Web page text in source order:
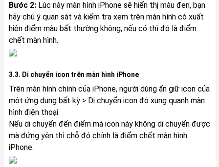
Bước 2:Lúc này màn hình iPhone sẽ hiển thị màu đen, bạn
hãy chú ý quan sát và kiểm tra xem trên màn hình có xuất
hiện điểm màu bất thường không, nếu có thì đó là điểm
chết màn hình.
3.3. Di chuyển icon trên màn hình iPhone
Trên màn hình chính của iPhone, người dùng ấn giữ icon của
một ứng dụng bất kỳ > Di chuyển icon đó xung quanh màn
hình điện thoại
Nếu di chuyển đến điểm mà icon này không di chuyển được
mà đứng yên thì chỗ đó chính là điểm chết màn hình
iPhone.